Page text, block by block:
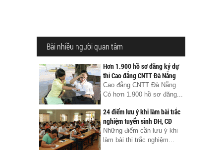
Bài nhiều người quan tâm
Hơn 1.900 hồ sơ đăng ký dự
thi Cao đẳng CNTT Đà Nẵng
Cao đẳng CNTT Đà Nẵng
Có hơn 1.900 hồ sơ đăng...
24 điểm lưu ý khi làm bài trắc
nghiệm tuyển sinh ĐH, CĐ
Những điểm cần lưu ý khi
làm bài thi trắc nghiệm...